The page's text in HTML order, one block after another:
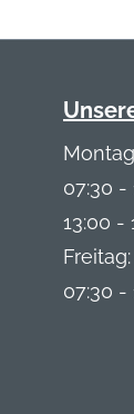
07:30 -
13:00 -
Freitag:
07:30 -